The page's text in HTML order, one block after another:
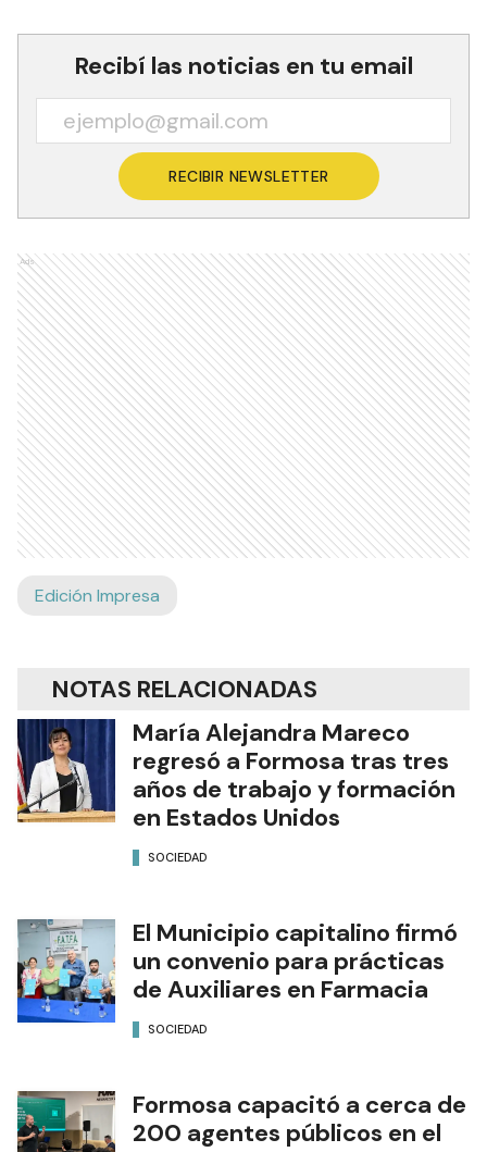
Recibí las noticias en tu email
RECIBIR NEWSLETTER
Ads
Edición Impresa
NOTAS RELACIONADAS
María Alejandra Mareco
regresó a Formosa tras tres
años de trabajo y formación
en Estados Unidos
SOCIEDAD
El Municipio capitalino firmó
un convenio para prácticas
de Auxiliares en Farmacia
SOCIEDAD
Formosa capacitó a cerca de
200 agentes públicos en el